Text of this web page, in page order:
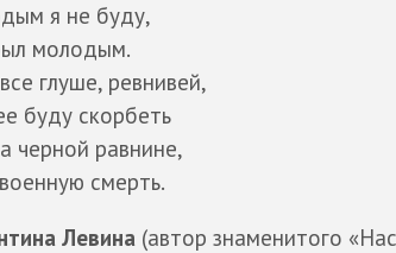
я не буду,
молодым.
глуше, ревнивей,
буду скорбеть
черной равнине,
смерть.
Левина (автор знаменитого «Нас